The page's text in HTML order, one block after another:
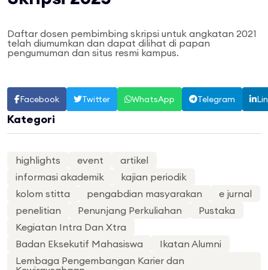
Daftar dosen pembimbing skripsi untuk angkatan 2021
telah diumumkan dan dapat dilihat di papan
pengumuman dan situs resmi kampus.
Facebook Twitter WhatsApp Telegram
Kategori
highlights event
artikel
informasi akademik
kajian periodik
kolom stitta
pengabdian masyarakan
e jurnal
penelitian
Penunjang Perkuliahan
Pustaka
Kegiatan Intra Dan Xtra
Badan Eksekutif Mahasiswa
Ikatan Alumni
Lembaga Pengembangan Karier dan